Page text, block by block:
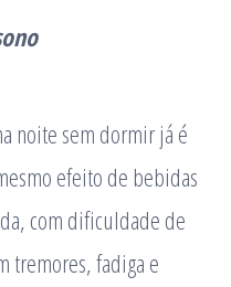
noite sem dormir já é
efeito de bebidas
com dificuldade de
tremores, fadiga e